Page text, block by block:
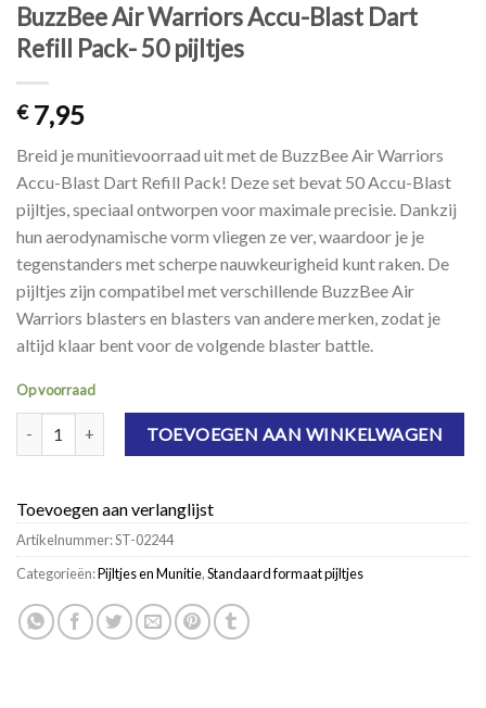
BuzzBee Air Warriors Accu-Blast Dart
Refill Pack- 50 pijltjes
€7,95
Breid je munitievoorraad uit met de BuzzBee Air Warriors
Accu-Blast Dart Refill Pack! Deze set bevat 50 Accu-Blast
pijltjes, speciaal ontworpen voor maximale precisie. Dankzij
hun aerodynamische vorm vliegen ze ver, waardoor je je
tegenstanders met scherpe nauwkeurigheid kunt raken. De
pijltjes zijn compatibel met verschillende BuzzBee Air
Warriors blasters en blasters van andere merken, zodat je
altijd klaar bent voor de volgende blaster battle.
Op voorraad
BuzzBee Air Warriors Accu-Blast Dart Refill Pack- 50 pijltjes aantal
TOEVOEGEN AAN WINKELWAGEN
Toevoegen aan verlanglijst
Artikelnummer:ST-02244
Categorieën:Pijltjes en Munitie,Standaard formaat pijltjes